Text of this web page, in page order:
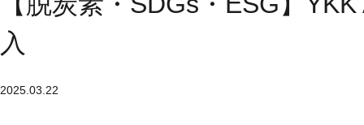
入
2025.03.22